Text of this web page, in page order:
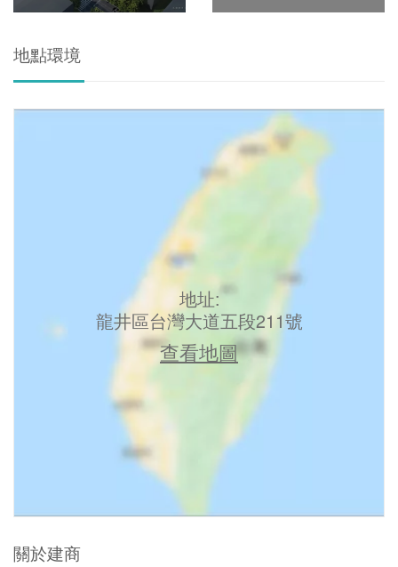
地點環境
地址:
龍井區台灣大道五段211號
查看地圖
關於建商